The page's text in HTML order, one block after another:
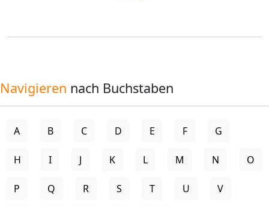
Navigieren nach Buchstaben
A B C D E F G
H I J K L M N O
P Q R S T U V